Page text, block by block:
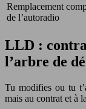
Remplacement
de l’autoradio
LLD :
l’arbre de
Tu modifies ou tu
mais au contrat et à